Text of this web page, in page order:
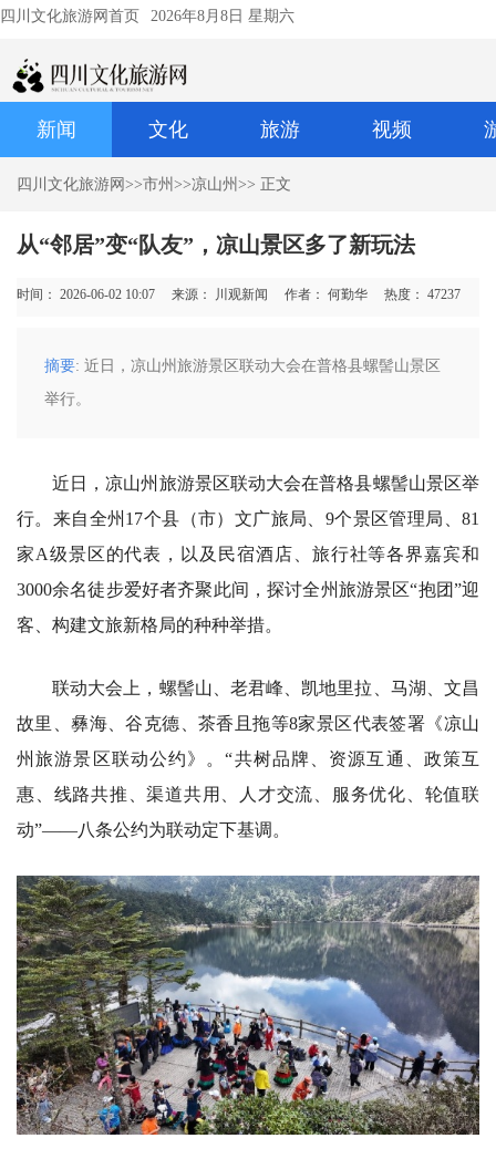
四川文化旅游网首页 2026年8月8日 星期六
新闻 文化 旅游 视频
四川文化旅游网 >>市州 >>凉山州 >> 正文
从“邻居”变“队友”，凉山景区多了新玩法
时间： 2026-06-02 10:07 来源： 川观新闻 作者： 何勤华 热度： 47237
摘要: 近日，凉山州旅游景区联动大会在普格县螺髻山景区
举行。
近日，凉山州旅游景区联动大会在普格县螺髻山景区举
行。来自全州17个县（市）文广旅局、9个景区管理局、81
家A级景区的代表，以及民宿酒店、旅行社等各界嘉宾和
3000余名徒步爱好者齐聚此间，探讨全州旅游景区“抱团”迎
客、构建文旅新格局的种种举措。
联动大会上，螺髻山、老君峰、凯地里拉、马湖、文昌
故里、彝海、谷克德、茶香且拖等8家景区代表签署《凉山
州旅游景区联动公约》。“共树品牌、资源互通、政策互
惠、线路共推、渠道共用、人才交流、服务优化、轮值联
动”——八条公约为联动定下基调。